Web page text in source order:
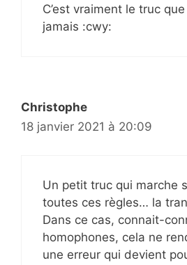
C’est vraiment le truc
jamais :cwy:
Christophe
18 janvier 2021 à 20:09
Un petit truc qui marche
toutes ces règles… la
Dans ce cas, connait-
homophones, cela ne
une erreur qui devient